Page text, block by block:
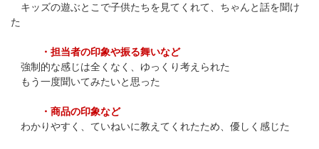
キッズの遊ぶとこで子供たちを見てくれて、ちゃんと話を聞け
た
・担当者の印象や振る舞いなど
強制的な感じは全くなく、ゆっくり考えられた
もう一度聞いてみたいと思った
・商品の印象など
わかりやすく、ていねいに教えてくれたため、優しく感じた